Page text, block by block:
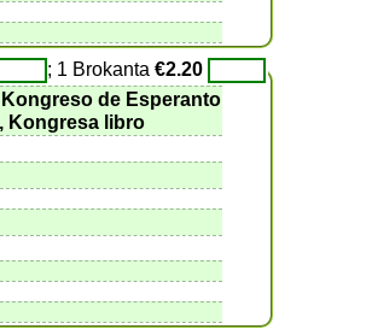
; 1 Brokanta€2.20
de Esperanto
Kongresa libro